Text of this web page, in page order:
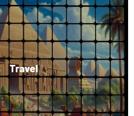
Travel